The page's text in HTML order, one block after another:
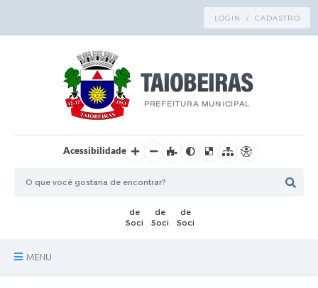
LOGIN / CADASTRO
Acessibilidade
MENU